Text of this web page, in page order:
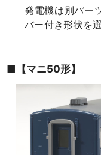
発電機は別パー
バー付き形状を
■【マニ50形】